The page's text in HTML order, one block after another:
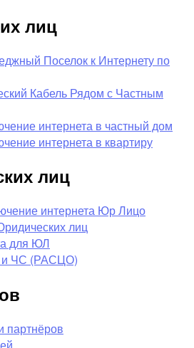
лиц
Поселок к Интернету по
Кабель Рядом с Частным
интернета в частный дом
интернета в квартиру
лиц
интернета Юр Лицо
лиц
для ЮЛ
и ЧС (РАСЦО)
партнёров